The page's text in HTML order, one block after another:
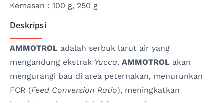
Kemasan : 100 g, 250 g
Deskripsi
AMMOTROL adalah serbuk larut air yang
mengandung ekstrak Yucca. AMMOTROL akan
mengurangi bau di area peternakan, menurunkan
FCR (Feed Conversion Ratio), meningkatkan